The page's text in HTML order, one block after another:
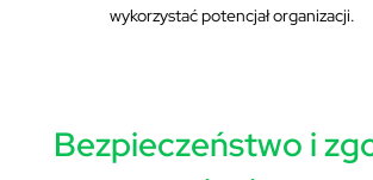
wykorzystać potencjał organizacji.
Bezpieczeństwo i